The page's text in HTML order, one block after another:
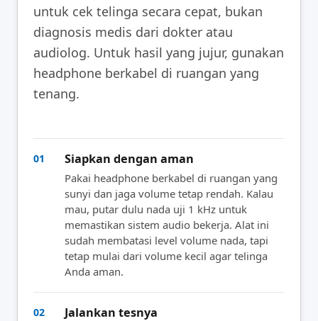
untuk cek telinga secara cepat, bukan
diagnosis medis dari dokter atau
audiolog. Untuk hasil yang jujur, gunakan
headphone berkabel di ruangan yang
tenang.
01 Siapkan dengan aman
Pakai headphone berkabel di ruangan yang
sunyi dan jaga volume tetap rendah. Kalau
mau, putar dulu nada uji 1 kHz untuk
memastikan sistem audio bekerja. Alat ini
sudah membatasi level volume nada, tapi
tetap mulai dari volume kecil agar telinga
Anda aman.
02 Jalankan tesnya